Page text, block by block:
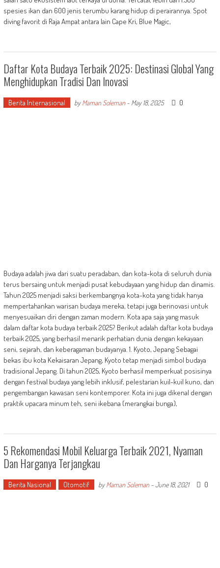
spesies ikan dan 600 jenis terumbu karang hidup di perairannya. Spot
diving favorit di Raja Ampat antara lain Cape Kri, Blue Magic,
Daftar Kota Budaya Terbaik 2025: Destinasi Global Yang
Menghidupkan Tradisi Dan Inovasi
Berita Internasional byMaman Soleman- May 18, 2025 0
Budaya adalah jiwa dari suatu peradaban, dan kota-kota di seluruh dunia
terus bersaing untuk menjadi pusat kebudayaan yang hidup dan dinamis.
Tahun 2025 menjadi saksi berkembangnya kota-kota yang tidak hanya
mempertahankan warisan budaya mereka, tetapi juga berinovasi untuk
menyesuaikan diri dengan zaman modern. Kota apa saja yang masuk
dalam daftar kota budaya terbaik 2025? Berikut adalah daftar kota budaya
terbaik 2025, yang berhasil menarik perhatian dunia dengan kekayaan
seni, sejarah, dan keberagaman budayanya. 1. Kyoto, Jepang Sebagai
bekas ibu kota Kekaisaran Jepang, Kyoto tetap menjadi simbol budaya
tradisional Jepang. Di tahun 2025, Kyoto berhasil memperkuat posisinya
dengan festival budaya yang lebih inklusif, pelestarian kuil-kuil kuno, dan
pengembangan kawasan seni kontemporer. Kota ini juga dikenal dengan
praktik upacara minum teh, seni ikebana (merangkai bunga),
5 Rekomendasi Mobil Keluarga Terbaik 2021, Nyaman
Dan Harganya Terjangkau
Berita Nasional Otomotif byMaman Soleman-June 18, 2021 0